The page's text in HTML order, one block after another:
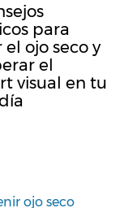
para
el ojo seco y
el
visual en tu